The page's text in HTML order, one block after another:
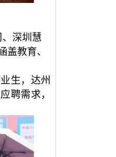
深圳慧
盖教育、
生，达州
聘需求，